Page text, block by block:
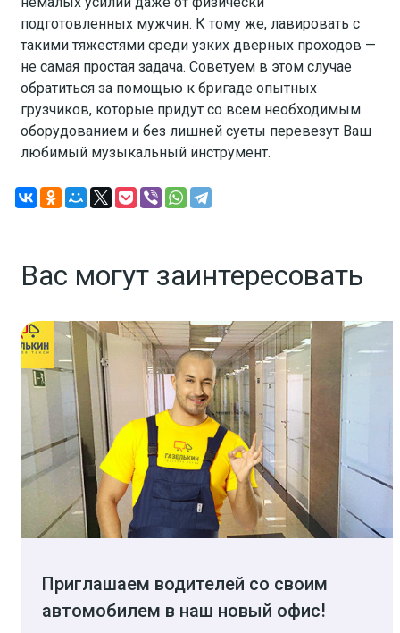
подготовленных мужчин. К тому же, лавировать с
такими тяжестями среди узких дверных проходов —
не самая простая задача. Советуем в этом случае
обратиться за помощью к бригаде опытных
грузчиков, которые придут со всем необходимым
оборудованием и без лишней суеты перевезут Ваш
любимый музыкальный инструмент.
Вас могут заинтересовать
Приглашаем водителей со своим
автомобилем в наш новый офис!